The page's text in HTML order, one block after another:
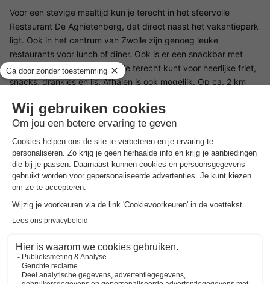
Voor een stevige maaltijd kun je terecht in het sfeervolle
Restaurant De Agnietenberg, dat direct naast het vakantiepark
ligt. Ook in het centrum van Zwolle zijn genoeg leuke
restaurants voor lunch of diner. Ook is er een snackbar met
terras op het park zelf, waar je terecht kunt voor heerlijke friet,
snacks, drankjes en ijs. Afhalen is ook mogelijk. Op ca. 2 km
kruidenierswinkel. Een bakker, groenteboer en supermarkt vind
je in de wijk Berkum, op ca. 1 km van het vakantiepark.
Omgeving Molecaten Park De Agnietenberg
Door de unieke ligging van Molecaten Park De Agnietenberg
zijn er tal van excursiemogelijkheden voor fietsers en
wandelaars. Geniet van de verborgen paden in het bos, dat
wordt gekenmerkt door eeuwenoude bomen. Voor een dagje
slechts 5 kilometer afstand. Molecaten Park De Agnietenberg is
gegarandeerd plezier voor het hele gezin!